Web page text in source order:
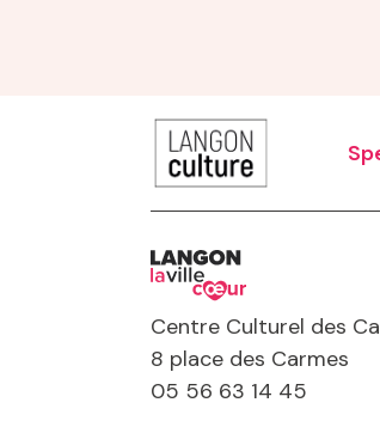
Printemps des artistes
Les estivales de Garonne
Centre Culturel des
8 place des Carmes
05 56 63 14 45